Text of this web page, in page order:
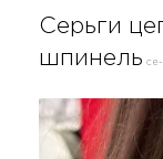
Серьги
шпинель се-